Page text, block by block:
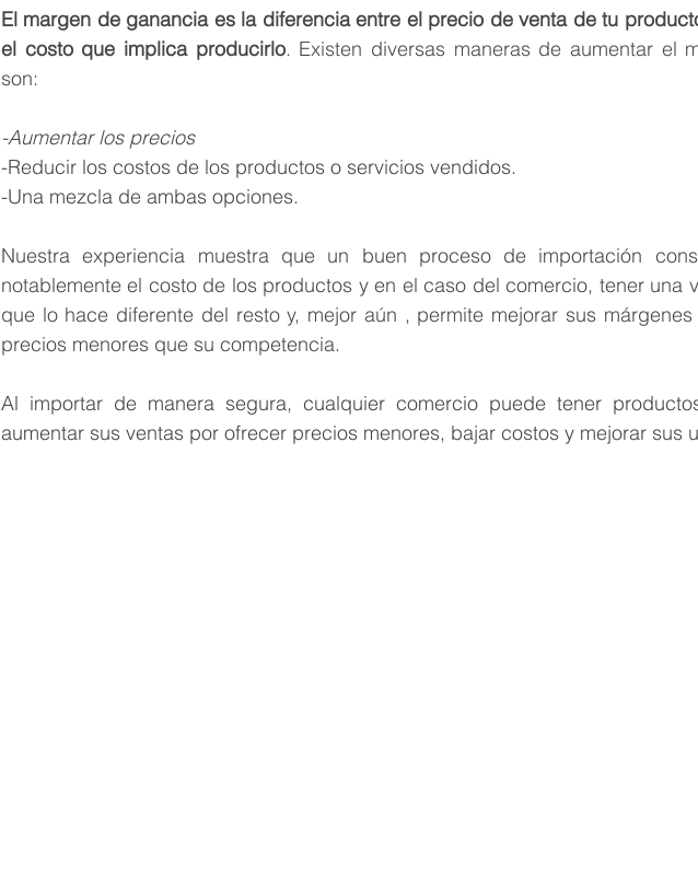
El margen de ganancia es la diferencia entre el precio de venta de tu
el costo que implica producirlo. Existen diversas maneras de aumentar el
son:
-Aumentar los precios
-Reducir los costos de los productos o servicios vendidos.
-Una mezcla de ambas opciones.
Nuestra experiencia muestra que un buen proceso de importación
notablemente el costo de los productos y en el caso del comercio, tener una
que lo hace diferente del resto y, mejor aún , permite mejorar sus
precios menores que su competencia.
Al importar de manera segura, cualquier comercio puede tener
aumentar sus ventas por ofrecer precios menores, bajar costos y mejorar sus